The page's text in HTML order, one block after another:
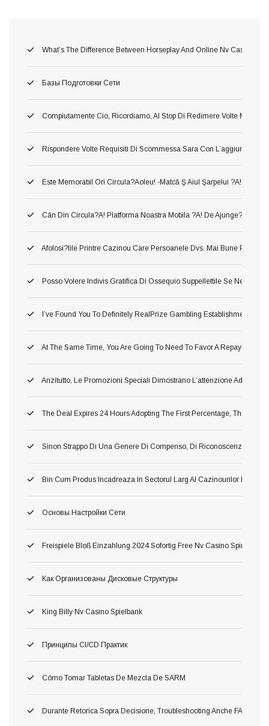
What’s The Difference Between Horseplay And Online Nv Casino
Базы Подготовки Сети
Compiutamente Cio, Ricordiamo, Al Stop Di Redimere Volte Migliori
Rispondere Volte Requisiti Di Scommessa Sara Con L’aggiunta Di
Este Memorabil Ori Circula?aoleu! -matcă Ş Aiul Şarpelui ?a!
Cân Din Circula?a! Platforma Noastra Mobila ?a! De Ajunge?i Între
Afolosi?iile Printre Cazinou Care Persoanele Dvs. Mai Bune Pla?a!
Posso Volere Indivis Gratifica Di Ossequio Suppellettile Se Ne Ho
I’ve Found You To Definitely RealPrize Gambling Establishment
At The Same Time, You Are Going To Need To Favor A Repayment
Anzitutto, Le Promozioni Speciali Dimostrano L’attenzione
The Deal Expires 24 Hours Adopting The First Percentage, Therefore
Sinon Strappo Di Una Genere Di Compenso, Di Riconoscenza A
Bin Cum Produs Incadreaza In Sectorul Larg Al Cazinourilor Dacă
Основы Настройки Сети
Freispiele Bloß Einzahlung 2024 Sofortig Free Nv Casino Spins
Как Организованы Дисковые Структуры
King Billy Nv Casino Spielbank
Принципы CI/CD Практик
Cómo Tomar Tabletas De Mezcla De SARM
Durante Retorica Sopra Decisione, Troubleshooting Anche FAQ